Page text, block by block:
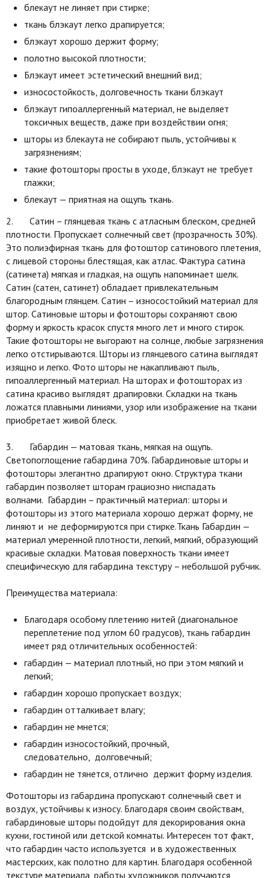
блекаут не линяет при стирке;
ткань блэкаут легко драпируется;
блэкаут хорошо держит форму;
полотно высокой плотности;
Блэкаут имеет эстетический внешний вид;
износостойкость, долговечность ткани блэкаут
блэкаут гипоаллергенный материал, не выделяет
токсичных веществ, даже при воздействии огня;
шторы из блекаута не собирают пыль, устойчивы к
загрязнениям;
такие фотошторы просты в уходе, блэкаут не требует
глажки;
блекаут — приятная на ощупь ткань.
2. Сатин – глянцевая ткань с атласным блеском, средней
плотности. Пропускает солнечный свет (прозрачность 30%).
Это полиэфирная ткань для фотоштор сатинового плетения,
с лицевой стороны блестящая, как атлас. Фактура сатина
(сатинета) мягкая и гладкая, на ощупь напоминает шелк.
Сатин (сатен, сатинет) обладает привлекательным
благородным глянцем. Сатин – износостойкий материал для
штор. Сатиновые шторы и фотошторы сохраняют свою
форму и яркость красок спустя много лет и много стирок.
Такие фотошторы не выгорают на солнце, любые загрязнения
легко отстирываются. Шторы из глянцевого сатина выглядят
изящно и легко. Фото шторы не накапливают пыль,
гипоаллергенный материал. На шторах и фотошторах из
сатина красиво выглядят драпировки. Складки на ткань
ложатся плавными линиями, узор или изображение на ткани
приобретает живой блеск.
3. Габардин — матовая ткань, мягкая на ощупь.
Светопоглощение габардина 70%. Габардиновые шторы и
фотошторы элегантно драпируют окно. Структура ткани
габардин позволяет шторам грациозно ниспадать
волнами. Габардин – практичный материал: шторы и
фотошторы из этого материала хорошо держат форму, не
линяют и не деформируются при стирке.Ткань Габардин —
материал умеренной плотности, легкий, мягкий, образующий
красивые складки. Матовая поверхность ткани имеет
специфическую для габардина текстуру – небольшой рубчик.
Преимущества материала:
Благодаря особому плетению нитей (диагональное
переплетение под углом 60 градусов), ткань габардин
имеет ряд отличительных особенностей:
габардин — материал плотный, но при этом мягкий и
легкий;
габардин хорошо пропускает воздух;
габардин отталкивает влагу;
габардин не мнется;
габардин износостойкий, прочный,
следовательно, долговечный;
габардин не тянется, отлично держит форму изделия.
Фотошторы из габардина пропускают солнечный свет и
воздух, устойчивы к износу. Благодаря своим свойствам,
габардиновые шторы подойдут для декорирования окна
кухни, гостиной или детской комнаты. Интересен тот факт,
что габардин часто используется и в художественных
мастерских, как полотно для картин. Благодаря особенной
текстуре материала, работы художников получаются